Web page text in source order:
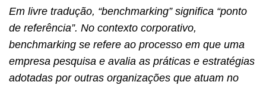
Em livre tradução, “benchmarking” significa “ponto
de referência”. No contexto corporativo,
benchmarking se refere ao processo em que uma
empresa pesquisa e avalia as práticas e estratégias
adotadas por outras organizações que atuam no